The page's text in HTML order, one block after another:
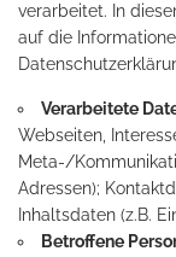
verarbeitet. In
auf die
Verarbeitete
Webseiten,
Meta-/
Adressen);
Inhaltsdaten (z.B.
Betroffene